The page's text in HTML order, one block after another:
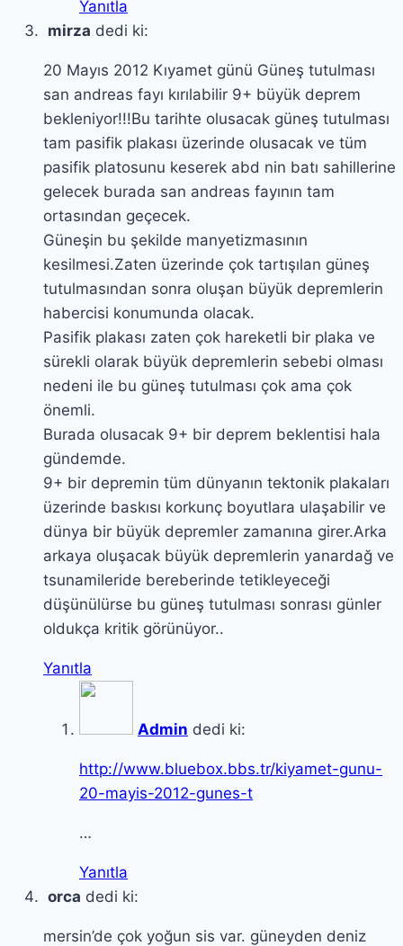
Yanıtla
mirza dedi ki:
20 Mayıs 2012 Kıyamet günü Güneş tutulması
san andreas fayı kırılabilir 9+ büyük deprem
bekleniyor!!!Bu tarihte olusacak güneş tutulması
tam pasifik plakası üzerinde olusacak ve tüm
pasifik platosunu keserek abd nin batı sahillerine
gelecek burada san andreas fayının tam
ortasından geçecek.
Güneşin bu şekilde manyetizmasının
kesilmesi.Zaten üzerinde çok tartışılan güneş
tutulmasından sonra oluşan büyük depremlerin
habercisi konumunda olacak.
Pasifik plakası zaten çok hareketli bir plaka ve
sürekli olarak büyük depremlerin sebebi olması
nedeni ile bu güneş tutulması çok ama çok
önemli.
Burada olusacak 9+ bir deprem beklentisi hala
gündemde.
9+ bir depremin tüm dünyanın tektonik plakaları
üzerinde baskısı korkunç boyutlara ulaşabilir ve
dünya bir büyük depremler zamanına girer.Arka
arkaya oluşacak büyük depremlerin yanardağ ve
tsunamileride bereberinde tetikleyeceği
düşünülürse bu güneş tutulması sonrası günler
oldukça kritik görünüyor..
Yanıtla
Admin dedi ki:
http://www.bluebox.bbs.tr/kiyamet-gunu-
20-mayis-2012-gunes-t
…
Yanıtla
orca dedi ki:
mersin’de çok yoğun sis var. güneyden deniz